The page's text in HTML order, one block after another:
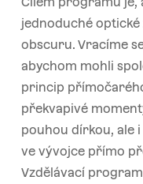
jednoduché
obscuru. Vracíme
abychom mohli
princip
překvapivé
pouhou dírkou, ale
ve vývojce přímo
Vzdělávací